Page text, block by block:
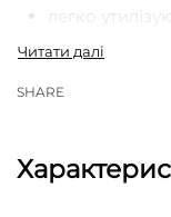
легко
призначені
рівень
SHARE